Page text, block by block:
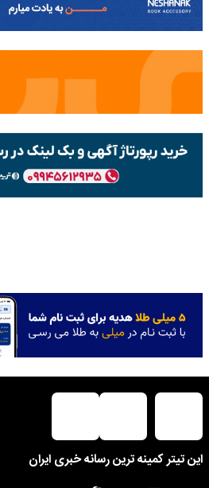
این تیتر کمینه ترین رسانه خبری ایران